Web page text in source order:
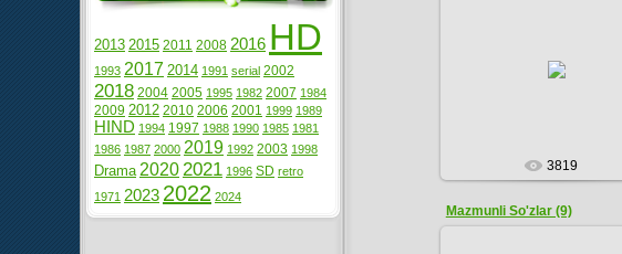
3819
Mazmunli So'zlar (9)
2013 2015 2011 2008 2016 HD
1993 2017 2014 1991 serial 2002
2018 2004 2005 1995 1982 2007 1984
2009 2012 2010 2006 2001 1999 1989
HIND 1994 1997 1988 1990 1985 1981
1986 1987 2000 2019 1992 2003 1998
Drama 2020 2021 1996 SD retro
1971 2023 2022 2024